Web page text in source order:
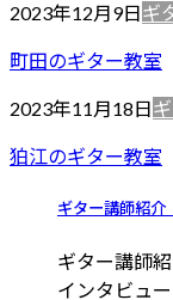
2023年12月9日ギ
町田のギター教室
2023年11月18日
狛江のギター教室
ギター講師紹
ギター講師
インタビュ